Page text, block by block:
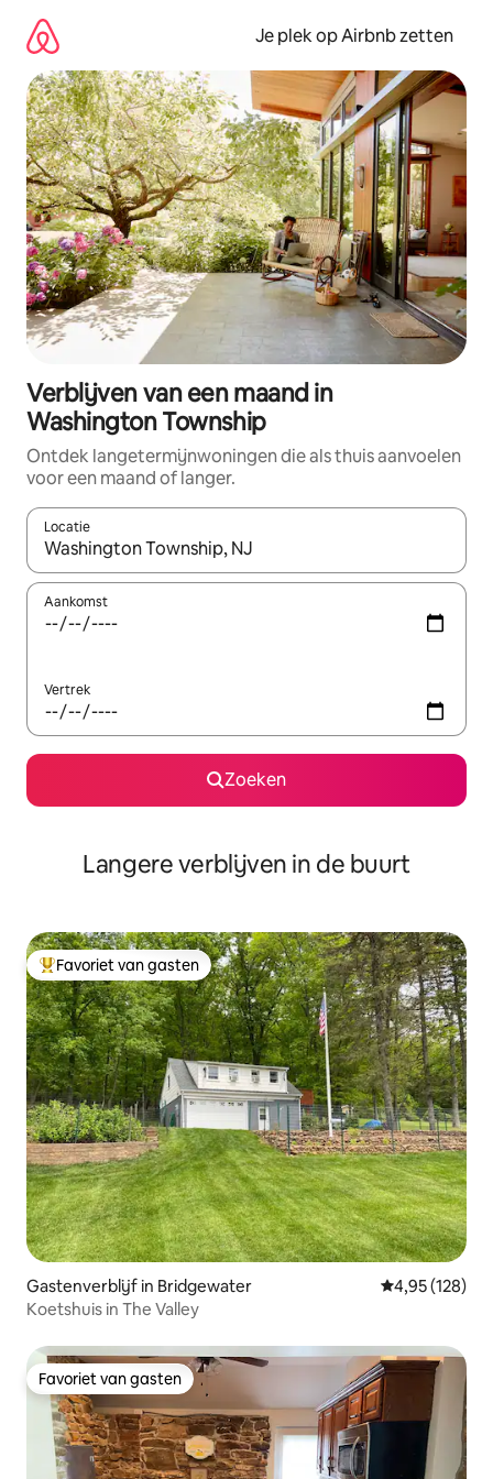
direct
naar
inhoud
Je plek op Airbnb zetten
Verblijven van een maand in
Washington Township
Ontdek langetermijnwoningen die als thuis aanvoelen
voor een maand of langer.
Locatie
Wanneer er resultaten beschikbaar zijn, maak je een keuze
Aankomst
Vertrek
Zoeken
Langere verblijven in de buurt
Topfavoriet van gasten
Favoriet van gasten
Gastenverblijf in Bridgewater Gemiddelde
4,95 (128)
Koetshuis in The Valley
Favoriet van gasten
Favoriet van gasten